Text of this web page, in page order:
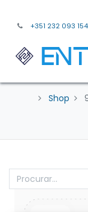
+351 232 093 154
Shop